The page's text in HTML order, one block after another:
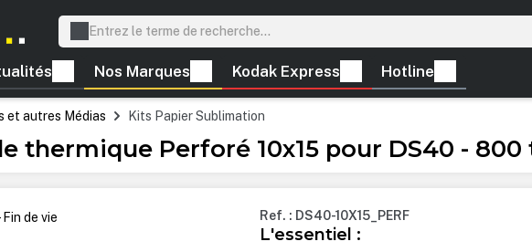
Nos Marques Kodak Express Hotline
et autres Médias Kits Papier Sublimation
thermique Perforé 10x15 pour DS40 -
Ref. : DS40-10X15_PERF
L'essentiel :